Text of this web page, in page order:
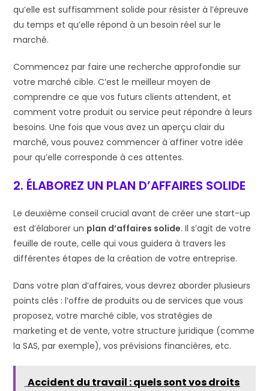
qu’elle est suffisamment solide pour résister à l’épreuve
du temps et qu’elle répond à un besoin réel sur le
marché.
Commencez par faire une recherche approfondie sur
votre marché cible. C’est le meilleur moyen de
comprendre ce que vos futurs clients attendent, et
comment votre produit ou service peut répondre à leurs
besoins. Une fois que vous avez un aperçu clair du
marché, vous pouvez commencer à affiner votre idée
pour qu’elle corresponde à ces attentes.
2. ÉLABOREZ UN PLAN D’AFFAIRES SOLIDE
Le deuxième conseil crucial avant de créer une start-up
est d’élaborer un plan d’affaires solide. Il s’agit de votre
feuille de route, celle qui vous guidera à travers les
différentes étapes de la création de votre entreprise.
Dans votre plan d’affaires, vous devrez aborder plusieurs
points clés : l’offre de produits ou de services que vous
proposez, votre marché cible, vos stratégies de
marketing et de vente, votre structure juridique (comme
la SAS, par exemple), vos prévisions financières, etc.
Accident du travail : quels sont vos droits